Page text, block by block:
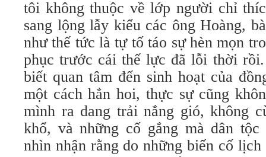
tôi không thuộc về lớp người chỉ
sang lộng lẫy kiểu các ông Hoàng,
như thế tức là tự tố táo sự hèn mọn
phục trước cái thế lực đã lỗi thời
biết quan tâm đến sinh hoạt của
một cách hẳn hoi, thực sự cũng
mình ra dang trải nắng gió, không
khổ, và những cố gắng mà dân
nhìn nhận rằng do những biến cố